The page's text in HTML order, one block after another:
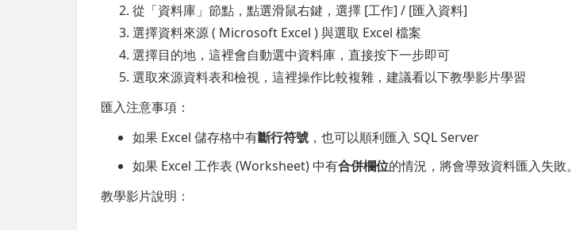
從「資料庫」節點，點選滑鼠右鍵，選擇 [工作] / [匯入資料]
選擇資料來源 ( Microsoft Excel ) 與選取 Excel 檔案
選擇目的地，這裡會自動選中資料庫，直接按下一步即可
選取來源資料表和檢視，這裡操作比較複雜，建議看以下教學影片學習
匯入注意事項：
如果 Excel 儲存格中有斷行符號 ，也可以順利匯入 SQL Server
如果 Excel 工作表 (Worksheet) 中有合併欄位的情況，將會導致資料匯入失敗。
教學影片說明：